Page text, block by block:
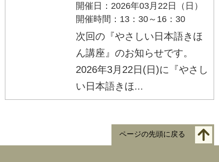
開催日：2026年03月22日（日）
開催時間：13：30～16：30
次回の『やさしい日本語きほ
ん講座』のお知らせです。
2026年3月22日(日)に『やさし
い日本語きほ...
ページの先頭に戻る